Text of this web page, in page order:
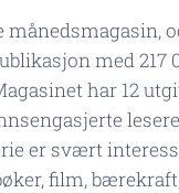
månedsmagasin,
med 217
har 12
er svært
film,